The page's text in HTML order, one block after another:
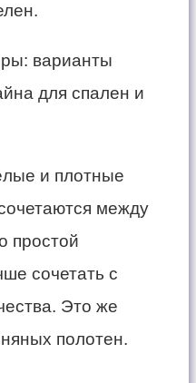
и плотные
между
простой
сочетать с
Это же
полотен.